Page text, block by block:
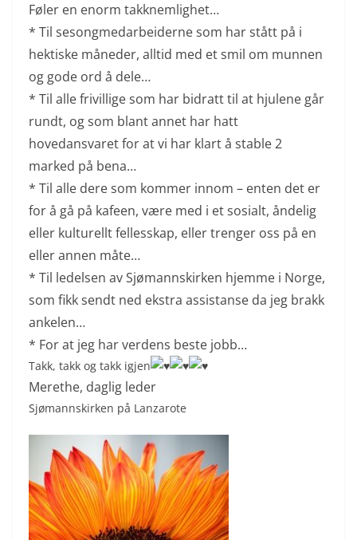
Føler en enorm takknemlighet…
* Til sesongmedarbeiderne som har stått på i
hektiske måneder, alltid med et smil om munnen
og gode ord å dele…
* Til alle frivillige som har bidratt til at hjulene går
rundt, og som blant annet har hatt
hovedansvaret for at vi har klart å stable 2
marked på bena…
* Til alle dere som kommer innom – enten det er
for å gå på kafeen, være med i et sosialt, åndelig
eller kulturellt fellesskap, eller trenger oss på en
eller annen måte…
* Til ledelsen av Sjømannskirken hjemme i Norge,
som fikk sendt ned ekstra assistanse da jeg brakk
ankelen…
* For at jeg har verdens beste jobb…
Takk, takk og takk igjen
Merethe, daglig leder
Sjømannskirken på Lanzarote